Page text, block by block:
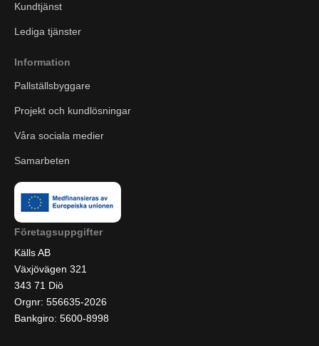
Kundtjänst
Lediga tjänster
Information
Pallställsbyggare
Projekt och kundlösningar
Våra sociala medier
Samarbeten
Företagsuppgifter
Källs AB
Växjövägen 321
343 71 Diö
Orgnr: 556635-2026
Bankgiro: 5600-8998